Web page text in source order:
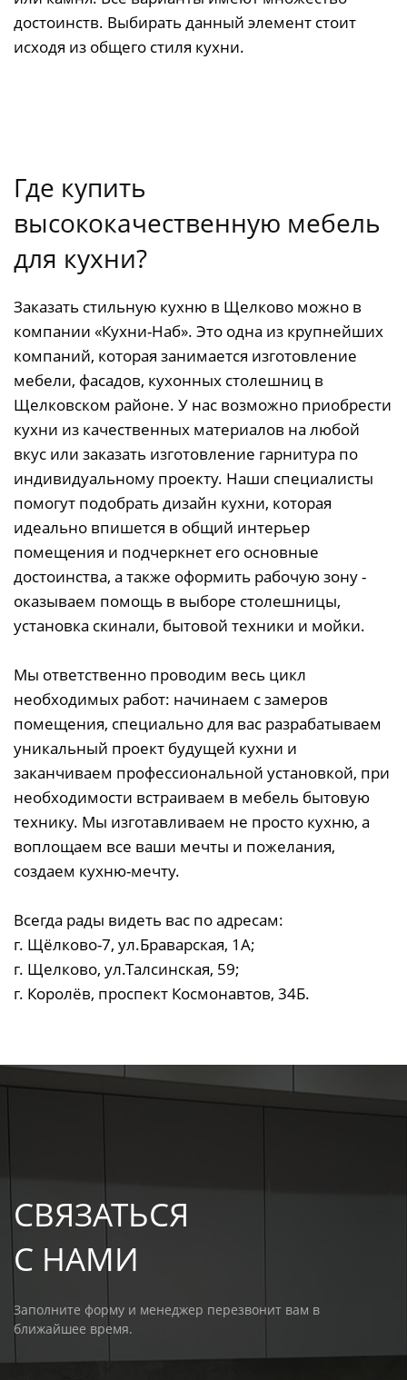
достоинств. Выбирать данный элемент стоит
исходя из общего стиля кухни.
Где купить
высококачественную мебель
для кухни?
Заказать стильную кухню в Щелково можно в
компании «Кухни-Наб». Это одна из крупнейших
компаний, которая занимается изготовление
мебели, фасадов, кухонных столешниц в
Щелковском районе. У нас возможно приобрести
кухни из качественных материалов на любой
вкус или заказать изготовление гарнитура по
индивидуальному проекту. Наши специалисты
помогут подобрать дизайн кухни, которая
идеально впишется в общий интерьер
помещения и подчеркнет его основные
достоинства, а также оформить рабочую зону -
оказываем помощь в выборе столешницы,
установка скинали, бытовой техники и мойки.
Мы ответственно проводим весь цикл
необходимых работ: начинаем с замеров
помещения, специально для вас разрабатываем
уникальный проект будущей кухни и
заканчиваем профессиональной установкой, при
необходимости встраиваем в мебель бытовую
технику. Мы изготавливаем не просто кухню, а
воплощаем все ваши мечты и пожелания,
создаем кухню-мечту.
Всегда рады видеть вас по адресам:
г. Щёлково-7, ул.Браварская, 1А;
г. Щелково, ул.Талсинская, 59;
г. Королёв, проспект Космонавтов, 34Б.
СВЯЗАТЬСЯ
С НАМИ
Заполните форму и менеджер перезвонит вам в
ближайшее время.